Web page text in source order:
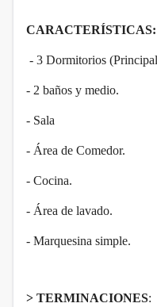
CARACTERÍSTICAS:
- 3 Dormitorios
- 2 baños y medio.
- Sala
- Área de Comedor.
- Cocina.
- Área de lavado.
- Marquesina simple.
> TERMINACIONES: